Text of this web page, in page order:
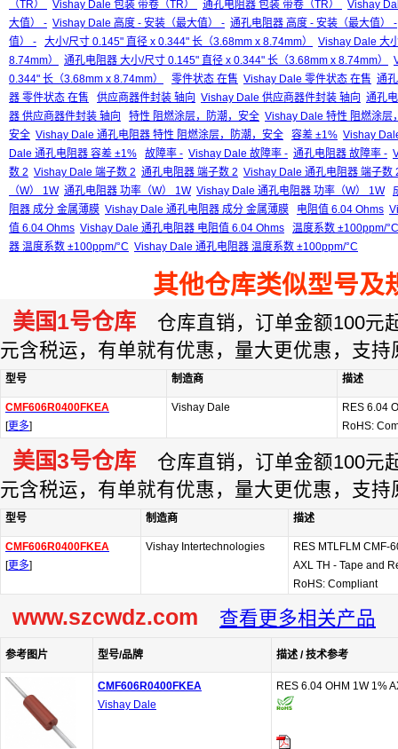
（TR）
Vishay Dale 包装 带卷（TR） 通孔电阻器 包装 带卷（TR）
Vishay
大值） - Vishay Dale 高度 - 安装（最大值） - 通孔电阻器 高度 - 安装（最大值） -
值） -
大小/尺寸 0.145" 直径 x 0.344" 长（3.68mm x 8.74mm）
Vishay Dale 大
8.74mm）
通孔电阻器 大小/尺寸 0.145" 直径 x 0.344" 长（3.68mm x 8.74mm）
0.344" 长（3.68mm x 8.74mm）
零件状态 在售 Vishay Dale 零件状态 在售 通
器 零件状态 在售
供应商器件封装 轴向 Vishay Dale 供应商器件封装 轴向 通孔
器 供应商器件封装 轴向
特性 阻燃涂层，防潮，安全 Vishay Dale 特性 阻燃涂层
安全 Vishay Dale 通孔电阻器 特性 阻燃涂层，防潮，安全 容差 ±1% Vishay
Dale 通孔电阻器 容差 ±1%
故障率 - Vishay Dale 故障率 - 通孔电阻器 故障率 -
数 2 Vishay Dale 端子数 2 通孔电阻器 端子数 2 Vishay Dale 通孔电阻器 端子数
（W） 1W 通孔电阻器 功率（W） 1W Vishay Dale 通孔电阻器 功率（W） 1W
阻器 成分 金属薄膜 Vishay Dale 通孔电阻器 成分 金属薄膜 电阻值 6.04 Ohms
值 6.04 Ohms Vishay Dale 通孔电阻器 电阻值 6.04 Ohms
温度系数 ±100ppm/°C
器 温度系数 ±100ppm/°C Vishay Dale 通孔电阻器 温度系数 ±100ppm/°C
其他仓库类似型号及
美国1号仓库 仓库直销，订单金额100元
元含税运，有单就有优惠，量大更优惠，支持
型号 制造商 描述
CMF606R0400FKEA
[更多]
Vishay Dale
RES 6.04
RoHS:
美国3号仓库 仓库直销，订单金额100元
元含税运，有单就有优惠，量大更优惠，支持
型号 制造商 描述
CMF606R0400FKEA
[更多]
Vishay Intertechnologies
RES MTLFLM CMF-
AXL TH - Tape and
RoHS: Compliant
www.szcwdz.com 查看更多相关产品
参考图片 型号/品牌 描述 / 技术参考
CMF606R0400FKEA
Vishay Dale
RES 6.04 OHM 1W 1%